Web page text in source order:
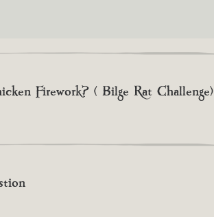
Firework? ( Bilge Rat Challenge)